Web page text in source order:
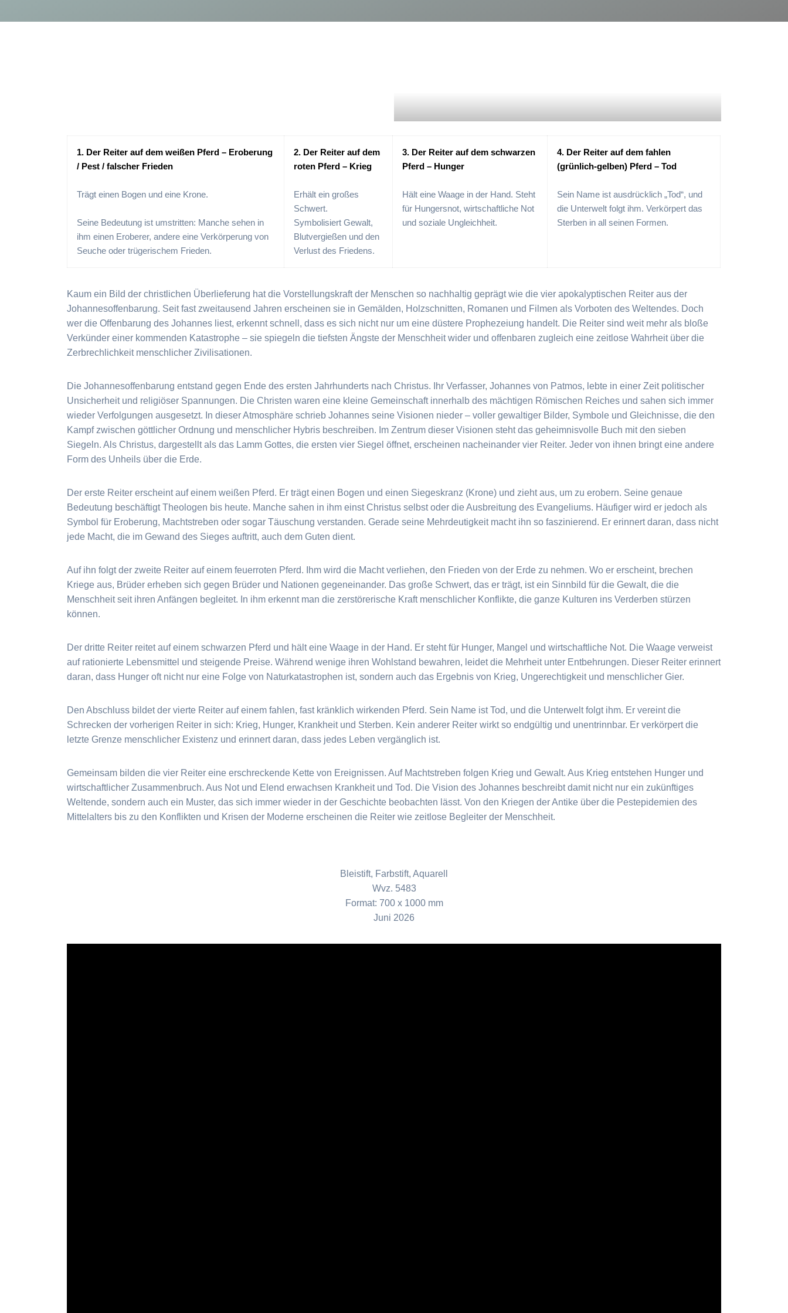
1. Der Reiter auf dem weißen Pferd – Eroberung
/ Pest / falscher Frieden
Trägt einen Bogen und eine Krone.
Seine Bedeutung ist umstritten: Manche sehen in
ihm einen Eroberer, andere eine Verkörperung von
Seuche oder trügerischem Frieden.
2. Der Reiter auf dem
roten Pferd – Krieg
Erhält ein großes
Schwert.
Symbolisiert Gewalt,
Blutvergießen und den
Verlust des Friedens.
3. Der Reiter auf dem schwarzen
Pferd – Hunger
Hält eine Waage in der Hand. Steht
für Hungersnot, wirtschaftliche Not
und soziale Ungleichheit.
4. Der Reiter auf dem fahlen
(grünlich-gelben) Pferd – Tod
Sein Name ist ausdrücklich „Tod“, und
die Unterwelt folgt ihm. Verkörpert das
Sterben in all seinen Formen.
Kaum ein Bild der christlichen Überlieferung hat die Vorstellungskraft der Menschen so nachhaltig geprägt wie die vier apokalyptischen Reiter aus der
Johannesoffenbarung. Seit fast zweitausend Jahren erscheinen sie in Gemälden, Holzschnitten, Romanen und Filmen als Vorboten des Weltendes. Doch
wer die Offenbarung des Johannes liest, erkennt schnell, dass es sich nicht nur um eine düstere Prophezeiung handelt. Die Reiter sind weit mehr als bloße
Verkünder einer kommenden Katastrophe – sie spiegeln die tiefsten Ängste der Menschheit wider und offenbaren zugleich eine zeitlose Wahrheit über die
Zerbrechlichkeit menschlicher Zivilisationen.
Die Johannesoffenbarung entstand gegen Ende des ersten Jahrhunderts nach Christus. Ihr Verfasser, Johannes von Patmos, lebte in einer Zeit politischer
Unsicherheit und religiöser Spannungen. Die Christen waren eine kleine Gemeinschaft innerhalb des mächtigen Römischen Reiches und sahen sich immer
wieder Verfolgungen ausgesetzt. In dieser Atmosphäre schrieb Johannes seine Visionen nieder – voller gewaltiger Bilder, Symbole und Gleichnisse, die den
Kampf zwischen göttlicher Ordnung und menschlicher Hybris beschreiben. Im Zentrum dieser Visionen steht das geheimnisvolle Buch mit den sieben
Siegeln. Als Christus, dargestellt als das Lamm Gottes, die ersten vier Siegel öffnet, erscheinen nacheinander vier Reiter. Jeder von ihnen bringt eine andere
Form des Unheils über die Erde.
Der erste Reiter erscheint auf einem weißen Pferd. Er trägt einen Bogen und einen Siegeskranz (Krone) und zieht aus, um zu erobern. Seine genaue
Bedeutung beschäftigt Theologen bis heute. Manche sahen in ihm einst Christus selbst oder die Ausbreitung des Evangeliums. Häufiger wird er jedoch als
Symbol für Eroberung, Machtstreben oder sogar Täuschung verstanden. Gerade seine Mehrdeutigkeit macht ihn so faszinierend. Er erinnert daran, dass nicht
jede Macht, die im Gewand des Sieges auftritt, auch dem Guten dient.
Auf ihn folgt der zweite Reiter auf einem feuerroten Pferd. Ihm wird die Macht verliehen, den Frieden von der Erde zu nehmen. Wo er erscheint, brechen
Kriege aus, Brüder erheben sich gegen Brüder und Nationen gegeneinander. Das große Schwert, das er trägt, ist ein Sinnbild für die Gewalt, die die
Menschheit seit ihren Anfängen begleitet. In ihm erkennt man die zerstörerische Kraft menschlicher Konflikte, die ganze Kulturen ins Verderben stürzen
können.
Der dritte Reiter reitet auf einem schwarzen Pferd und hält eine Waage in der Hand. Er steht für Hunger, Mangel und wirtschaftliche Not. Die Waage verweist
auf rationierte Lebensmittel und steigende Preise. Während wenige ihren Wohlstand bewahren, leidet die Mehrheit unter Entbehrungen. Dieser Reiter erinnert
daran, dass Hunger oft nicht nur eine Folge von Naturkatastrophen ist, sondern auch das Ergebnis von Krieg, Ungerechtigkeit und menschlicher Gier.
Den Abschluss bildet der vierte Reiter auf einem fahlen, fast kränklich wirkenden Pferd. Sein Name ist Tod, und die Unterwelt folgt ihm. Er vereint die
Schrecken der vorherigen Reiter in sich: Krieg, Hunger, Krankheit und Sterben. Kein anderer Reiter wirkt so endgültig und unentrinnbar. Er verkörpert die
letzte Grenze menschlicher Existenz und erinnert daran, dass jedes Leben vergänglich ist.
Gemeinsam bilden die vier Reiter eine erschreckende Kette von Ereignissen. Auf Machtstreben folgen Krieg und Gewalt. Aus Krieg entstehen Hunger und
wirtschaftlicher Zusammenbruch. Aus Not und Elend erwachsen Krankheit und Tod. Die Vision des Johannes beschreibt damit nicht nur ein zukünftiges
Weltende, sondern auch ein Muster, das sich immer wieder in der Geschichte beobachten lässt. Von den Kriegen der Antike über die Pestepidemien des
Mittelalters bis zu den Konflikten und Krisen der Moderne erscheinen die Reiter wie zeitlose Begleiter der Menschheit.
Bleistift, Farbstift, Aquarell
Wvz. 5483
Format: 700 x 1000 mm
Juni 2026